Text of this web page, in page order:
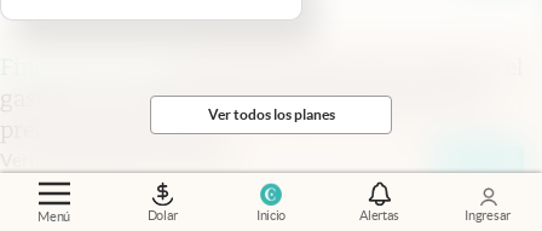
Menú Dolar Inicio Alertas Ingresar
Ver todos los planes
Financial Times
gasoil no: el cuello de botella que mantiene los
precios por las nubes